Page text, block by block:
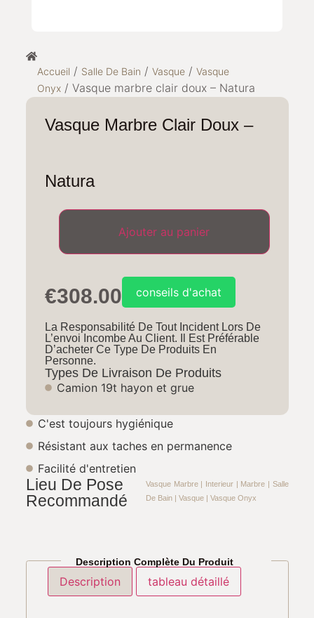
Accueil / Salle De Bain /Vasque /Vasque
Onyx / Vasque marbre clair doux – Natura
Vasque Marbre Clair Doux –
Natura
€308.00 conseils d'achat
La Responsabilité De Tout Incident Lors De
L’envoi Incombe Au Client. Il Est Préférable
D’acheter Ce Type De Produits En
Personne.
Types De Livraison De Produits
Camion 19t hayon et grue
C'est toujours hygiénique​
Résistant aux taches en permanence​
Facilité d'entretien​
Lieu De Pose
Recommandé
Vasque Marbre| Interieur | Marbre | Salle
De Bain |Vasque |Vasque Onyx
Description Complète Du Produit
Description tableau détaillé